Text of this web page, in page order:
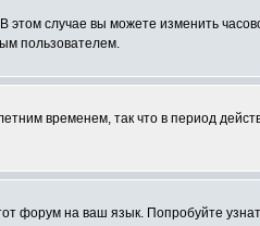
случае вы можете изменить
пользователем.
временем, так что в период
форум на ваш язык. Попробуйте